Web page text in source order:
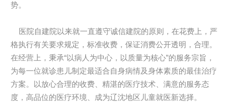
势。
医院自建院以来就一直遵守诚信建院的原则，在花费上，严
格执行有关要求规定，标准收费，保证消费公开透明，合理。
在经营上，秉承“以病人为中心，以质量为核心”的服务宗旨，
为每一位就诊患儿制定最适合自身病情及身体素质的最佳治疗
方案。以放心合理的收费、精湛的医疗技术、满意的服务态
度，高品位的医疗环境、成为辽沈地区儿童就医新选择。